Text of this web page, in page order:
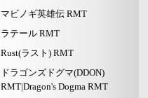
マビノギ英雄伝 RMT
ラテール RMT
Rust(ラスト) RMT
ドラゴンズドグマ(DDON)
RMT|Dragon's Dogma RMT